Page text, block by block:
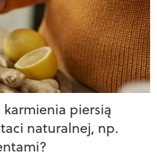
piersią
naturalnej, np.